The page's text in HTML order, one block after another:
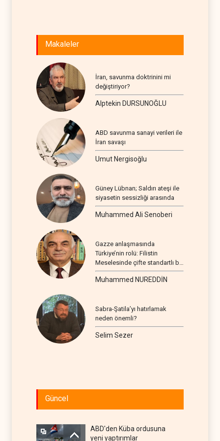
Makaleler
İran, savunma doktrinini mi
değiştiriyor?
Alptekin DURSUNOĞLU
ABD savunma sanayi verileri ile
İran savaşı
Umut Nergisoğlu
Güney Lübnan; Saldırı ateşi ile
siyasetin sessizliği arasında
Muhammed Ali Senoberi
Gazze anlaşmasında
Türkiye’nin rolü: Filistin
Meselesinde çifte standartlı bir
seyir
Muhammed NUREDDİN
Sabra-Şatila’yı hatırlamak
neden önemli?
Selim Sezer
Güncel
ABD'den Küba ordusuna
yeni yaptırımlar